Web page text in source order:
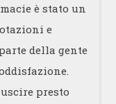
è stato un
e
della gente
presto